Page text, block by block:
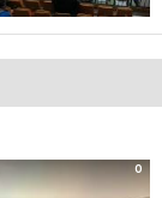
0